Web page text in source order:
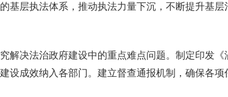
的基层执法体系，推动执法力量下沉，不断提升基层
决法治政府建设中的重点难点问题。制定印发《
成效纳入各部门。建立督查通报机制，确保各项